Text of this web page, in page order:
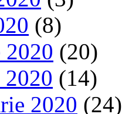
(8)
(20)
(14)
2020 (24)